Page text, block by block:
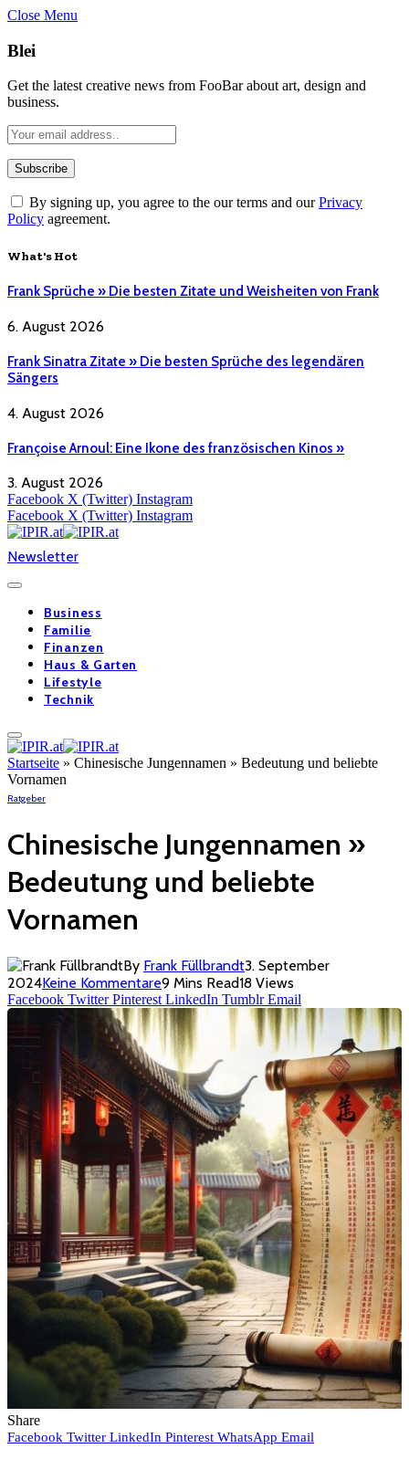
Close Menu
Blei
Get the latest creative news from FooBar about art, design and
business.
By signing up, you agree to the our terms and ourPrivacy
Policy agreement.
What's Hot
Frank Sprüche » Die besten Zitate und Weisheiten von Frank
6. August 2026
Frank Sinatra Zitate » Die besten Sprüche des legendären
Sängers
4. August 2026
Françoise Arnoul: Eine Ikone des französischen Kinos »
3. August 2026
Facebook X (Twitter) Instagram
Facebook X (Twitter) Instagram
Newsletter
Business
Familie
Finanzen
Haus & Garten
Lifestyle
Technik
Startseite » Chinesische Jungennamen » Bedeutung und beliebte
Vornamen
Ratgeber
Chinesische Jungennamen »
Bedeutung und beliebte
Vornamen
By Frank Füllbrandt3. September
2024Keine Kommentare9 Mins Read18 Views
Facebook Twitter Pinterest LinkedIn Tumblr Email
Share
Facebook Twitter LinkedIn Pinterest WhatsApp Email